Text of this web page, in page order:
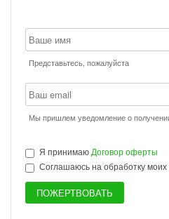
Ваше
имя
Представьтесь, пожалуйста
Ваш
email
Мы пришлем уведомление о
Я принимаю Договор оферты
Соглашаюсь на обработку моих